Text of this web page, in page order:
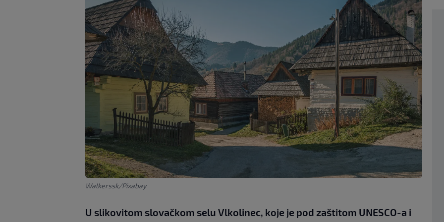
Walkerssk/Pixabay
U slikovitom slovačkom selu Vlkolinec, koje je pod zaštitom UNESCO-a i